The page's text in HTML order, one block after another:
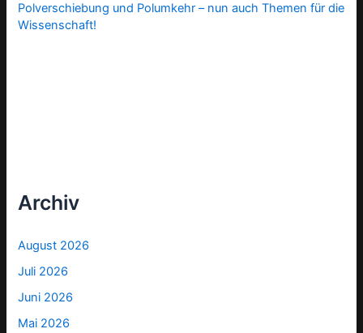
Polverschiebung und Polumkehr – nun auch Themen für die
Wissenschaft!
Archiv
August 2026
Juli 2026
Juni 2026
Mai 2026